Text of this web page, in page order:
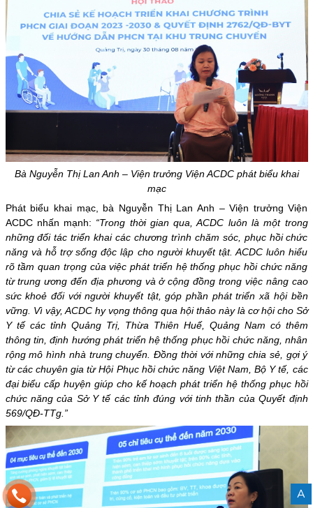
Bà Nguyễn Thị Lan Anh – Viện trưởng Viện ACDC phát biểu khai
mạc
Phát biểu khai mạc, bà Nguyễn Thị Lan Anh – Viện trưởng Viện
ACDC nhấn mạnh: “Trong thời gian qua, ACDC luôn là một trong
những đối tác triển khai các chương trình chăm sóc, phục hồi chức
năng và hỗ trợ sống độc lập cho người khuyết tật. ACDC luôn hiểu
rõ tầm quan trọng của việc phát triển hệ thống phục hồi chức năng
từ trung ương đến địa phương và ở cộng đồng trong việc nâng cao
sức khoẻ đối với người khuyết tật, góp phần phát triển xã hội bền
vững. Vì vậy, ACDC hy vọng thông qua hội thảo này là cơ hội cho Sở
Y tế các tỉnh Quảng Trị, Thừa Thiên Huế, Quảng Nam có thêm
thông tin, định hướng phát triển hệ thống phục hồi chức năng, nhân
rộng mô hình nhà trung chuyển. Đồng thời với những chia sẻ, gợi ý
từ các chuyên gia từ Hội Phục hồi chức năng Việt Nam, Bộ Y tế, các
đại biểu cấp huyện giúp cho kế hoạch phát triển hệ thống phục hồi
chức năng của Sở Y tế các tỉnh đúng với tinh thần của Quyết định
569/QĐ-TTg.”
A